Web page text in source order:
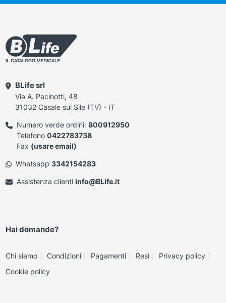
BLife srl
Via A. Pacinotti, 48
31032 Casale sul Sile (TV) - IT
Numero verde ordini: 800912950
Telefono 0422783738
Fax (usare email)
Whatsapp 3342154283
Assistenza clienti info@BLife.it
Hai domande?
Chi siamo Condizioni Pagamenti Resi
Privacy policy
Cookie policy